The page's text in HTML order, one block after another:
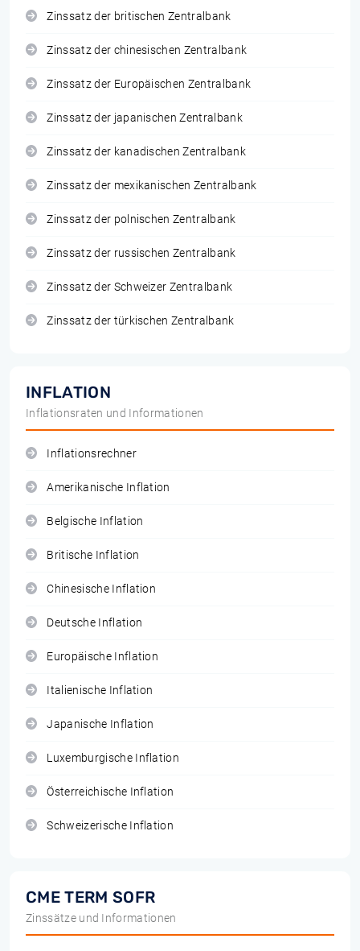
Zinssatz der britischen Zentralbank
Zinssatz der chinesischen Zentralbank
Zinssatz der Europäischen Zentralbank
Zinssatz der japanischen Zentralbank
Zinssatz der kanadischen Zentralbank
Zinssatz der mexikanischen Zentralbank
Zinssatz der polnischen Zentralbank
Zinssatz der russischen Zentralbank
Zinssatz der Schweizer Zentralbank
Zinssatz der türkischen Zentralbank
INFLATION
Inflationsraten und Informationen
Inflationsrechner
Amerikanische Inflation
Belgische Inflation
Britische Inflation
Chinesische Inflation
Deutsche Inflation
Europäische Inflation
Italienische Inflation
Japanische Inflation
Luxemburgische Inflation
Österreichische Inflation
Schweizerische Inflation
CME TERM SOFR
Zinssätze und Informationen